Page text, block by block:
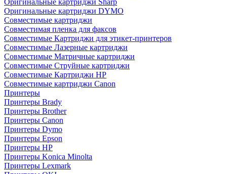
Оригинальные картриджи Sharp
Оригинальные картриджи DYMO
Совместимые картриджи
Совместимая пленка для факсов
Совместимые Картриджи для этикет-принтеров
Совместимые Лазерные картриджи
Совместимые Матричные картриджи
Совместимые Струйные картриджи
Совместимые Картриджи HP
Совместимые картриджи Canon
Принтеры
Принтеры Brady
Принтеры Brother
Принтеры Canon
Принтеры Dymo
Принтеры Epson
Принтеры HP
Принтеры Konica Minolta
Принтеры Lexmark